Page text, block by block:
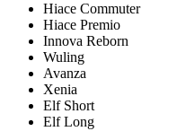
Hiace Commuter
Hiace Premio
Innova Reborn
Wuling
Avanza
Xenia
Elf Short
Elf Long